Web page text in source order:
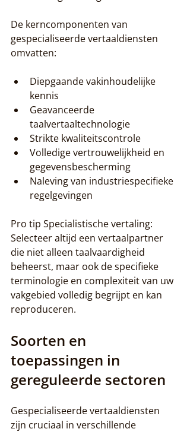
De kerncomponenten van
gespecialiseerde vertaaldiensten
omvatten:
Diepgaande vakinhoudelijke
kennis
Geavanceerde
taalvertaaltechnologie
Strikte kwaliteitscontrole
Volledige vertrouwelijkheid en
gegevensbescherming
Naleving van industriespecifieke
regelgevingen
Pro tip Specialistische vertaling:
Selecteer altijd een vertaalpartner
die niet alleen taalvaardigheid
beheerst, maar ook de specifieke
terminologie en complexiteit van uw
vakgebied volledig begrijpt en kan
reproduceren.
Soorten en
toepassingen in
gereguleerde sectoren
Gespecialiseerde vertaaldiensten
zijn cruciaal in verschillende